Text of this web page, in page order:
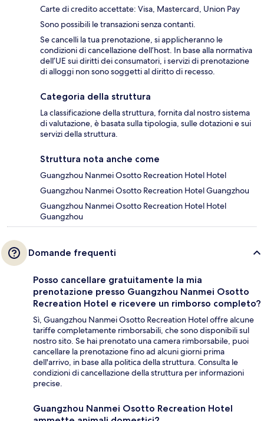
Carte di credito accettate: Visa, Mastercard, Union Pay
Sono possibili le transazioni senza contanti.
Se cancelli la tua prenotazione, si applicheranno le
condizioni di cancellazione dell’host. In base alla normativa
dell’UE sui diritti dei consumatori, i servizi di prenotazione
di alloggi non sono soggetti al diritto di recesso.
Categoria della struttura
La classificazione della struttura, fornita dal nostro sistema
di valutazione, è basata sulla tipologia, sulle dotazioni e sui
servizi della struttura.
Struttura nota anche come
Guangzhou Nanmei Osotto Recreation Hotel Hotel
Guangzhou Nanmei Osotto Recreation Hotel Guangzhou
Guangzhou Nanmei Osotto Recreation Hotel Hotel
Guangzhou
Domande frequenti
Posso cancellare gratuitamente la mia
prenotazione presso Guangzhou Nanmei Osotto
Recreation Hotel e ricevere un rimborso completo?
Sì, Guangzhou Nanmei Osotto Recreation Hotel offre alcune
tariffe completamente rimborsabili, che sono disponibili sul
nostro sito. Se hai prenotato una camera rimborsabile, puoi
cancellare la prenotazione fino ad alcuni giorni prima
dell'arrivo, in base alla politica della struttura. Consulta le
condizioni di cancellazione della struttura per informazioni
precise.
Guangzhou Nanmei Osotto Recreation Hotel